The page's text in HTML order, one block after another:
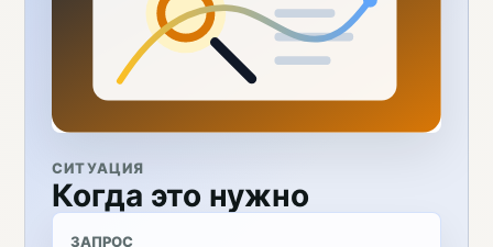
СИТУАЦИЯ
Когда это нужно
ЗАПРОС